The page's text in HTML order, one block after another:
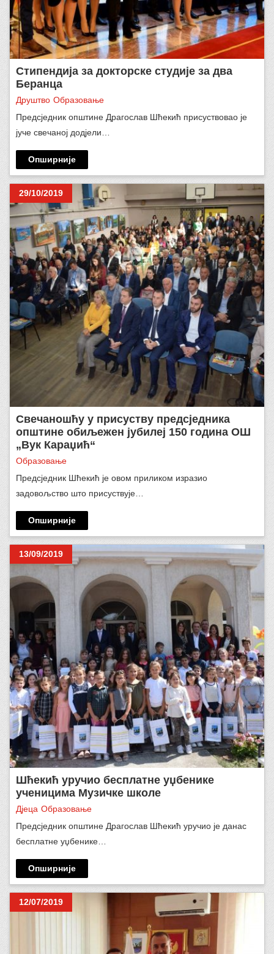
Стипендијa за докторске студије за два
Беранца
Друштво Образовање
Предсједник општине Драгослав Шћекић присуствовао је
јуче свечаној додјели…
Опширније
29/10/2019
Свечаношћу у присуству предсједника
општине обиљежен јубилеј 150 година ОШ
„Вук Караџић“
Образовање
Предсједник Шћекић је овом приликом изразио
задовољство што присуствује…
Опширније
13/09/2019
Шћекић уручио бесплатне уџбенике
ученицима Музичке школе
Дјеца Образовање
Предсједник општине Драгослав Шћекић уручио је данас
бесплатне уџбенике…
Опширније
12/07/2019